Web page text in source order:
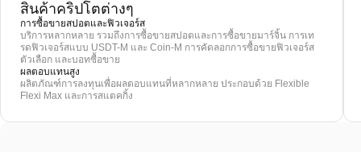
สินค้าคริปโตต่างๆ
การซื้อขายสปอตและฟิวเจอร์ส
บริการหลากหลาย รวมถึงการซื้อขายสปอตและการซื้อขายมาร์จิ้น การเท
รดฟิวเจอร์สแบบ USDT-M และ Coin-M การคัดลอกการซื้อขายฟิวเจอร์ส
ตัวเลือก และบอทซื้อขาย
ผลตอบแทนสูง
ผลิตภัณฑ์การลงทุนเพื่อผลตอบแทนที่หลากหลาย ประกอบด้วย Flexible
Flexi Max และการสแตคกิ้ง